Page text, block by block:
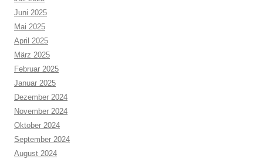
Juni 2025
Mai 2025
April 2025
März 2025
Februar 2025
Januar 2025
Dezember 2024
November 2024
Oktober 2024
September 2024
August 2024